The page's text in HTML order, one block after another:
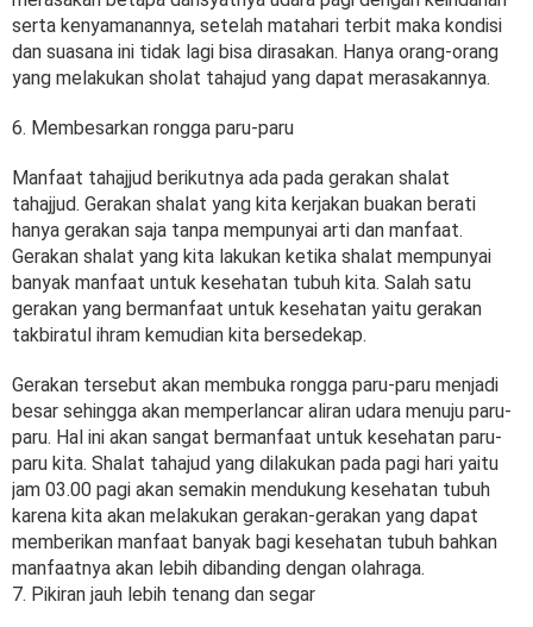
serta kenyamanannya, setelah matahari terbit maka kondisi
dan suasana ini tidak lagi bisa dirasakan. Hanya orang-orang
yang melakukan sholat tahajud yang dapat merasakannya.
6. Membesarkan rongga paru-paru
Manfaat tahajjud berikutnya ada pada gerakan shalat
tahajjud. Gerakan shalat yang kita kerjakan buakan berati
hanya gerakan saja tanpa mempunyai arti dan manfaat.
Gerakan shalat yang kita lakukan ketika shalat mempunyai
banyak manfaat untuk kesehatan tubuh kita. Salah satu
gerakan yang bermanfaat untuk kesehatan yaitu gerakan
takbiratul ihram kemudian kita bersedekap.
Gerakan tersebut akan membuka rongga paru-paru menjadi
besar sehingga akan memperlancar aliran udara menuju paru-
paru. Hal ini akan sangat bermanfaat untuk kesehatan paru-
paru kita. Shalat tahajud yang dilakukan pada pagi hari yaitu
jam 03.00 pagi akan semakin mendukung kesehatan tubuh
karena kita akan melakukan gerakan-gerakan yang dapat
memberikan manfaat banyak bagi kesehatan tubuh bahkan
manfaatnya akan lebih dibanding dengan olahraga.
7. Pikiran jauh lebih tenang dan segar